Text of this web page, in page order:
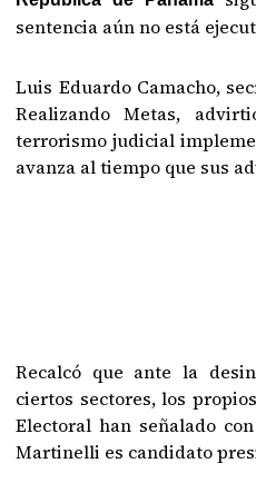
sentencia aún no está
Luis Eduardo Camacho,
Realizando Metas,
terrorismo judicial
avanza al tiempo que sus
Recalcó que ante la
ciertos sectores, los
Electoral han señalado
Martinelli es candidato